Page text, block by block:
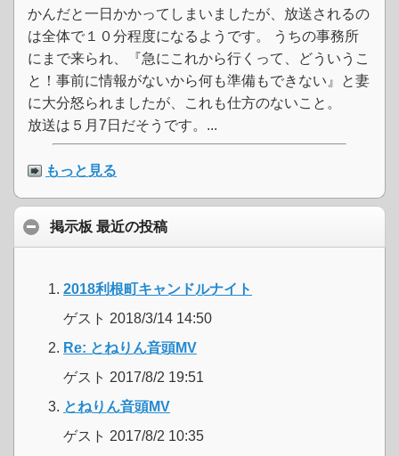
かんだと一日かかってしまいましたが、放送されるの
は全体で１０分程度になるようです。 うちの事務所
にまで来られ、『急にこれから行くって、どういうこ
と！事前に情報がないから何も準備もできない』と妻
に大分怒られましたが、これも仕方のないこと。
放送は５月7日だそうです。...
もっと見る
掲示板 最近の投稿
2018利根町キャンドルナイト
ゲスト 2018/3/14 14:50
Re: とねりん音頭MV
ゲスト 2017/8/2 19:51
とねりん音頭MV
ゲスト 2017/8/2 10:35